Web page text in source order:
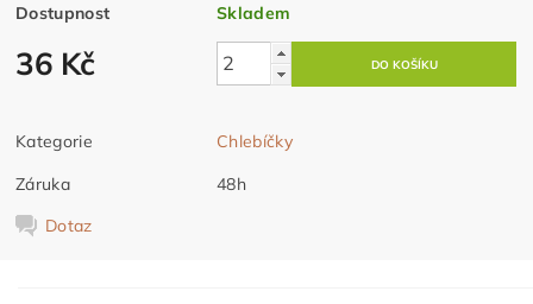
Dostupnost Skladem
36 Kč
Kategorie
Chlebíčky
Záruka
48h
Dotaz